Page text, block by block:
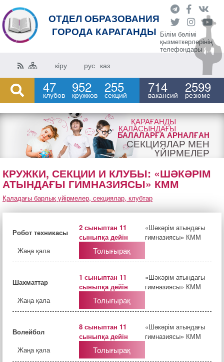
ОТДЕЛ ОБРАЗОВАНИЯ
ГОРОДА КАРАГАНДЫ Білім бөлімі
қызметкерлерінің
телефондары
кіру рус каз
47
клубов 952
кружков 255
секций 714
вакансий 2599
резюме
ҚАРАҒАНДЫ
ҚАЛАСЫНДАҒЫ
БАЛАЛАРҒА АРНАЛҒАН
СЕКЦИЯЛАР МЕН
ҮЙІРМЕЛЕР
КРУЖКИ, СЕКЦИИ И КЛУБЫ: «ШӘКӘРІМ
АТЫНДАҒЫ ГИМНАЗИЯСЫ» КММ
Қаладағы барлық үйірмелер, секциялар, клубтар
Робот техникасы
2 сыныптан 11
сыныпқа дейін
«Шәкәрім атындағы
гимназиясы» КММ
Жаңа қала
Толығырақ
Шахматтар
1 сыныптан 11
сыныпқа дейін
«Шәкәрім атындағы
гимназиясы» КММ
Жаңа қала
Толығырақ
Волейбол
8 сыныптан 11
сыныпқа дейін
«Шәкәрім атындағы
гимназиясы» КММ
Жаңа қала
Толығырақ